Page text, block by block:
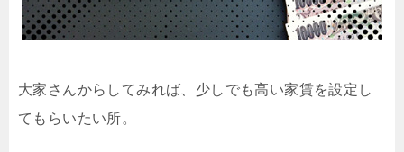
大家さんからしてみれば、少しでも高い家賃を設定し
てもらいたい所。